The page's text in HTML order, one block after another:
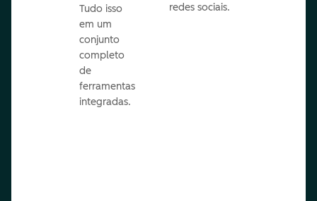
Tudo isso
em um
conjunto
completo
de
ferramentas
integradas.
redes sociais.